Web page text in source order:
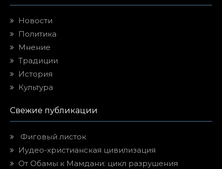
Новости
Политика
Мнение
Традиции
История
Культура
Свежие публикации
Фиговый листок
Иудео-христианская цивилизация
От Обамы к Мамдани: цикл разрушения